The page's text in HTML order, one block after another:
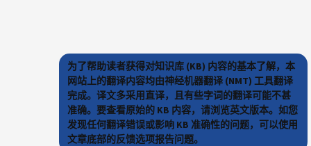
为了帮助读者获得对知识库 (KB) 内容的基本了解，本
网站上的翻译内容均由神经机器翻译 (NMT) 工具翻译
完成。译文多采用直译，且有些字词的翻译可能不甚
准确。要查看原始的 KB 内容，请浏览英文版本。如您
发现任何翻译错误或影响 KB 准确性的问题，可以使用
文章底部的反馈选项报告问题。